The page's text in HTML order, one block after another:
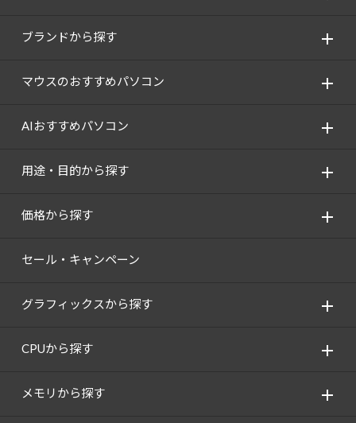
ブランドから探す
マウスのおすすめパソコン
AIおすすめパソコン
用途・目的から探す
価格から探す
セール・キャンペーン
グラフィックスから探す
CPUから探す
メモリから探す